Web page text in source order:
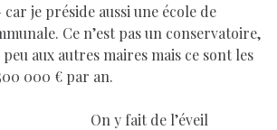
car je préside aussi une école de
Ce n’est pas un conservatoire,
aux autres maires mais ce sont les
000 € par an.
On y fait de l’éveil